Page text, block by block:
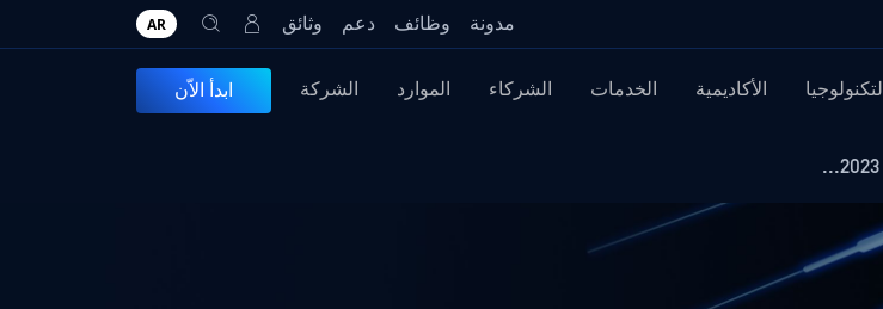
مدونة وظائف دعم وثائق AR
التكنولوجيا الأكاديمية الخدمات الشركاء الموارد الشركة ابدأ الاّن